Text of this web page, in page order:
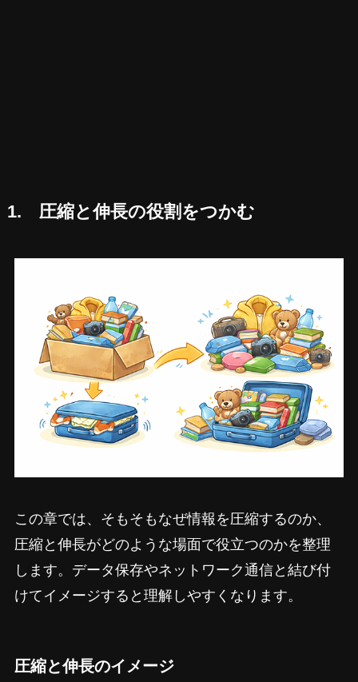
1. 圧縮と伸長の役割をつかむ
この章では、そもそもなぜ情報を圧縮するのか、
圧縮と伸長がどのような場面で役立つのかを整理
します。データ保存やネットワーク通信と結び付
けてイメージすると理解しやすくなります。
圧縮と伸長のイメージ